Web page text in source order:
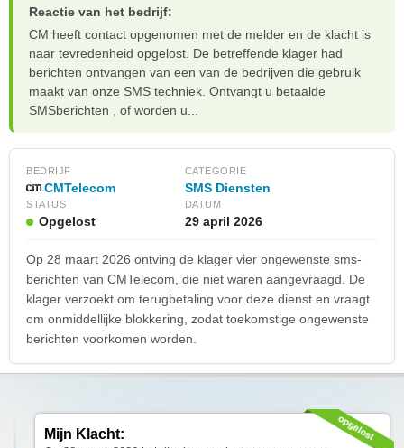
Reactie van het bedrijf:
CM heeft contact opgenomen met de melder en de klacht is
naar tevredenheid opgelost. De betreffende klager had
berichten ontvangen van een van de bedrijven die gebruik
maakt van onze SMS techniek. Ontvangt u betaalde
SMSberichten , of worden u...
BEDRIJF
CMTelecom
CATEGORIE
SMS Diensten
STATUS
Opgelost
DATUM
29 april 2026
Op 28 maart 2026 ontving de klager vier ongewenste sms-
berichten van CMTelecom, die niet waren aangevraagd. De
klager verzoekt om terugbetaling voor deze dienst en vraagt
om onmiddellijke blokkering, zodat toekomstige ongewenste
berichten voorkomen worden.
Mijn Klacht: